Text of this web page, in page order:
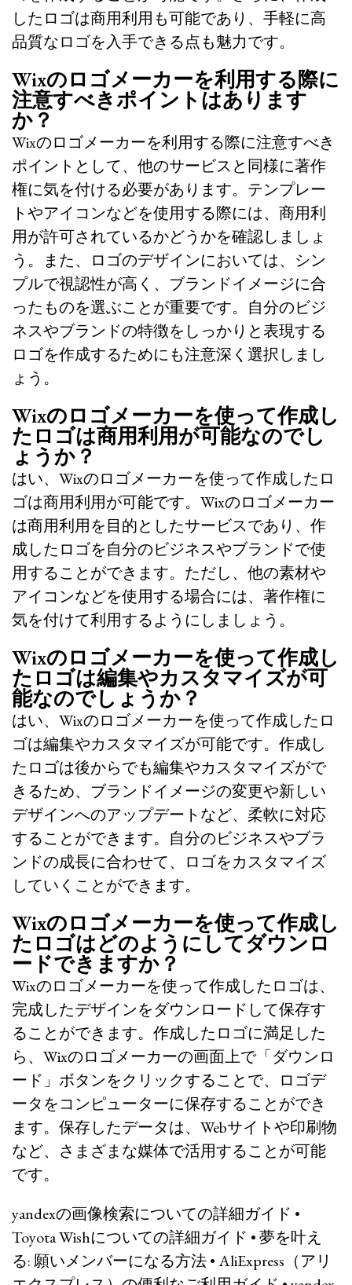
したロゴは商用利用も可能であり、手軽に高
品質なロゴを入手できる点も魅力です。
Wixのロゴメーカーを利用する際に
注意すべきポイントはあります
か？
Wixのロゴメーカーを利用する際に注意すべき
ポイントとして、他のサービスと同様に著作
権に気を付ける必要があります。テンプレー
トやアイコンなどを使用する際には、商用利
用が許可されているかどうかを確認しましょ
う。また、ロゴのデザインにおいては、シン
プルで視認性が高く、ブランドイメージに合
ったものを選ぶことが重要です。自分のビジ
ネスやブランドの特徴をしっかりと表現する
ロゴを作成するためにも注意深く選択しまし
ょう。
Wixのロゴメーカーを使って作成し
たロゴは商用利用が可能なのでし
ょうか？
はい、Wixのロゴメーカーを使って作成したロ
ゴは商用利用が可能です。Wixのロゴメーカー
は商用利用を目的としたサービスであり、作
成したロゴを自分のビジネスやブランドで使
用することができます。ただし、他の素材や
アイコンなどを使用する場合には、著作権に
気を付けて利用するようにしましょう。
Wixのロゴメーカーを使って作成し
たロゴは編集やカスタマイズが可
能なのでしょうか？
はい、Wixのロゴメーカーを使って作成したロ
ゴは編集やカスタマイズが可能です。作成し
たロゴは後からでも編集やカスタマイズがで
きるため、ブランドイメージの変更や新しい
デザインへのアップデートなど、柔軟に対応
することができます。自分のビジネスやブラ
ンドの成長に合わせて、ロゴをカスタマイズ
していくことができます。
Wixのロゴメーカーを使って作成し
たロゴはどのようにしてダウンロ
ードできますか？
Wixのロゴメーカーを使って作成したロゴは、
完成したデザインをダウンロードして保存す
ることができます。作成したロゴに満足した
ら、Wixのロゴメーカーの画面上で「ダウンロ
ード」ボタンをクリックすることで、ロゴデ
ータをコンピューターに保存することができ
ます。保存したデータは、Webサイトや印刷物
など、さまざまな媒体で活用することが可能
です。
yandexの画像検索についての詳細ガイド •
Toyota Wishについての詳細ガイド •夢を叶え
る: 願いメンバーになる方法•AliExpress（アリ